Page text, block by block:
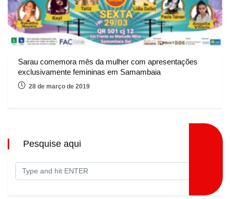
Sarau comemora mês da mulher com apresentações
exclusivamente femininas em Samambaia
28 de março de 2019
Pesquise aqui